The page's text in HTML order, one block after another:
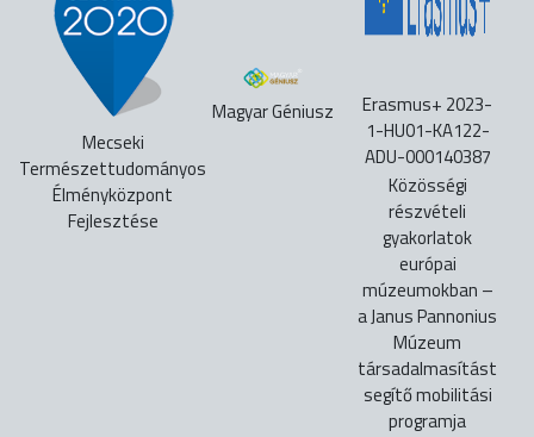
Mecseki
Természettudományos
Élményközpont
Fejlesztése
Magyar Géniusz
Erasmus+ 2023-
1-HU01-KA122-
ADU-000140387
Közösségi
részvételi
gyakorlatok
európai
múzeumokban –
a Janus Pannonius
Múzeum
társadalmasítást
segítő mobilitási
programja